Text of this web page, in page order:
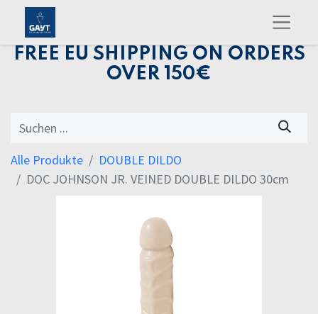
FREE EU SHIPPING ON ORDERS
OVER 150€
Alle Produkte
DOUBLE DILDO
DOC JOHNSON JR. VEINED DOUBLE DILDO 30cm